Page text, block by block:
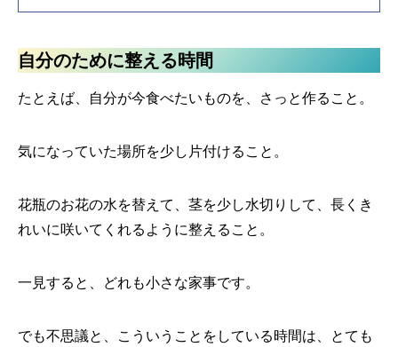
自分のために整える時間
たとえば、自分が今食べたいものを、さっと作ること。
気になっていた場所を少し片付けること。
花瓶のお花の水を替えて、茎を少し水切りして、長くき
れいに咲いてくれるように整えること。
一見すると、どれも小さな家事です。
でも不思議と、こういうことをしている時間は、とても